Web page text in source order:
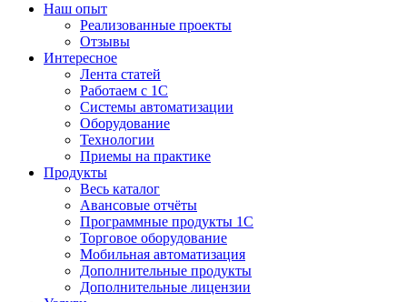
Наш опыт
Реализованные проекты
Отзывы
Интересное
Лента статей
Работаем с 1С
Системы автоматизации
Оборудование
Технологии
Приемы на практике
Продукты
Весь каталог
Авансовые отчёты
Программные продукты 1С
Торговое оборудование
Мобильная автоматизация
Дополнительные продукты
Дополнительные лицензии